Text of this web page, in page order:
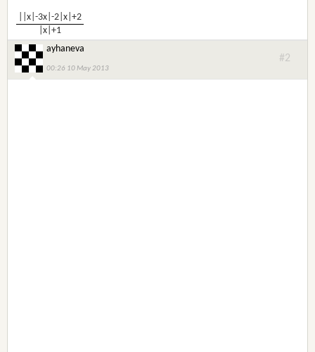
||x|-3x|-2|x|+2
|x|+1
ayhaneva
00:26 10 May 2013
#2